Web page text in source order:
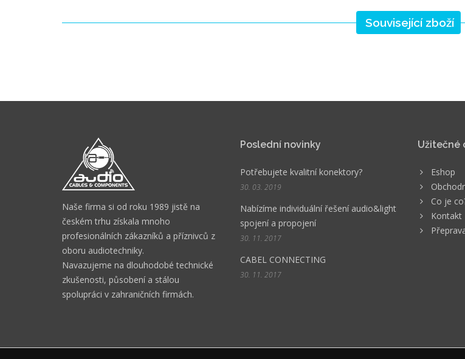
Související zboží
Naše firma si od roku 1989 jistě na
českém trhu získala mnoho
profesionálních zákazníků a příznivců z
oboru audiotechniky.
Navazujeme na dlouhodobé technické
zkušenosti, působení a stálou
spolupráci v zahraničních firmách.
Poslední novinky
Potřebujete kvalitní konektory?
30. 03. 2019
Nabízíme individuální řešení audio&light
spojení a propojení
30. 11. 2017
CABEL CONNECTING
30. 11. 2017
Užitečné
Eshop
Co je
Kontakt